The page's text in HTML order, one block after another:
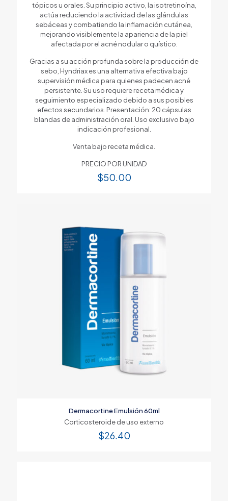
tópicos u orales. Su principio activo, la isotretinoína,
actúa reduciendo la actividad de las glándulas
sebáceas y combatiendo la inflamación cutánea,
mejorando visiblemente la apariencia de la piel
afectada por el acné nodular o quístico.
Gracias a su acción profunda sobre la producción de
sebo, Hyndriax es una alternativa efectiva bajo
supervisión médica para quienes padecen acné
persistente. Su uso requiere receta médica y
seguimiento especializado debido a sus posibles
efectos secundarios. Presentación: 20 cápsulas
blandas de administración oral. Uso exclusivo bajo
indicación profesional.
Venta bajo receta médica.
PRECIO POR UNIDAD
$50.00
Dermacortine Emulsión 60ml
Corticosteroide de uso externo
$26.40